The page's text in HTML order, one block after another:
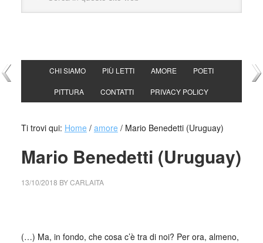
CHI SIAMO PIÙ LETTI AMORE POETI
PITTURA CONTATTI PRIVACY POLICY
Ti trovi qui: Home / amore /Mario Benedetti (Uruguay)
Mario Benedetti (Uruguay)
13/10/2018 BYCARLAITA
(…) Ma, in fondo, che cosa c’è tra di noi? Per ora, almeno,